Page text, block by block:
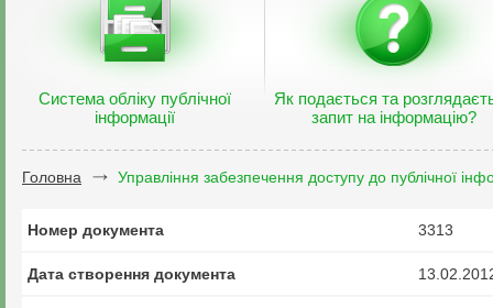
Система обліку публічної
інформації
Як подається та
запит на інформацію?
Головна Управління забезпечення доступу до публічної
Номер документа 3313
Дата створення документа